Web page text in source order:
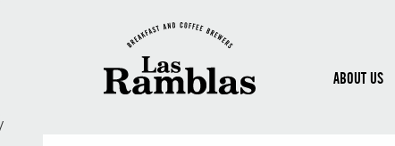
ABOUT US
/